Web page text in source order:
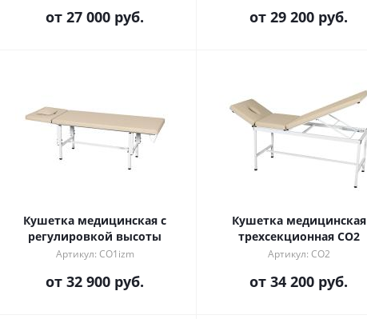
от 27 000 руб. от 29 200 руб.
Кушетка медицинская с
регулировкой высоты
Артикул: CO1izm
от 32 900 руб.
Кушетка медицинская
трехсекционная CO2
Артикул: CO2
от 34 200 руб.